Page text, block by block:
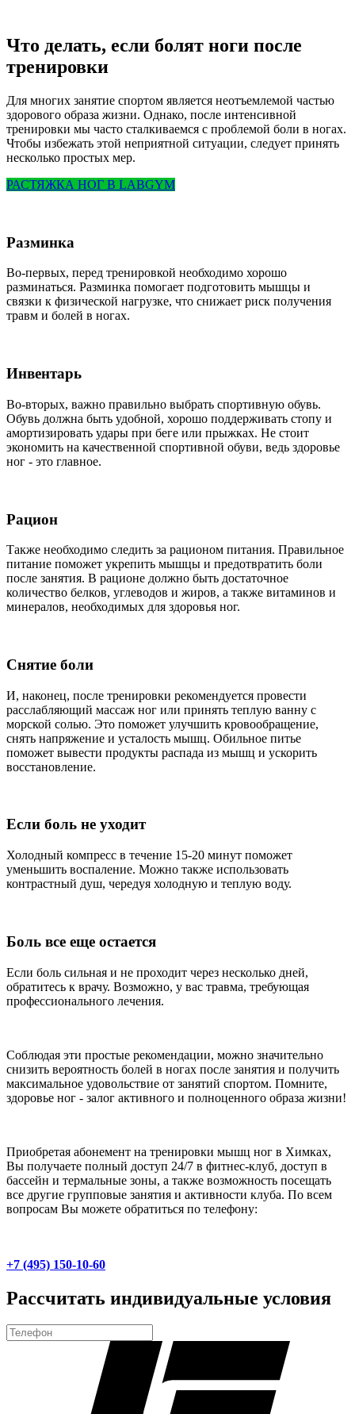
Что делать, если болят ноги после
тренировки
Для многих занятие спортом является неотъемлемой частью
здорового образа жизни. Однако, после интенсивной
тренировки мы часто сталкиваемся с проблемой боли в ногах.
Чтобы избежать этой неприятной ситуации, следует принять
несколько простых мер.
РАСТЯЖКА НОГ В LABGYM
Разминка
Во-первых, перед тренировкой необходимо хорошо
разминаться. Разминка помогает подготовить мышцы и
связки к физической нагрузке, что снижает риск получения
травм и болей в ногах.
Инвентарь
Во-вторых, важно правильно выбрать спортивную обувь.
Обувь должна быть удобной, хорошо поддерживать стопу и
амортизировать удары при беге или прыжках. Не стоит
экономить на качественной спортивной обуви, ведь здоровье
ног - это главное.
Рацион
Также необходимо следить за рационом питания. Правильное
питание поможет укрепить мышцы и предотвратить боли
после занятия. В рационе должно быть достаточное
количество белков, углеводов и жиров, а также витаминов и
минералов, необходимых для здоровья ног.
Снятие боли
И, наконец, после тренировки рекомендуется провести
расслабляющий массаж ног или принять теплую ванну с
морской солью. Это поможет улучшить кровообращение,
снять напряжение и усталость мышц. Обильное питье
поможет вывести продукты распада из мышц и ускорить
восстановление.
Если боль не уходит
Холодный компресс в течение 15-20 минут поможет
уменьшить воспаление. Можно также использовать
контрастный душ, чередуя холодную и теплую воду.
Боль все еще остается
Если боль сильная и не проходит через несколько дней,
обратитесь к врачу. Возможно, у вас травма, требующая
профессионального лечения.
Соблюдая эти простые рекомендации, можно значительно
снизить вероятность болей в ногах после занятия и получить
максимальное удовольствие от занятий спортом. Помните,
здоровье ног - залог активного и полноценного образа жизни!
Приобретая абонемент на тренировки мышц ног в Химках,
Вы получаете полный доступ 24/7 в фитнес-клуб, доступ в
бассейн и термальные зоны, а также возможность посещать
все другие групповые занятия и активности клуба. По всем
вопросам Вы можете обратиться по телефону:
+7 (495) 150-10-60
Рассчитать индивидуальные условия